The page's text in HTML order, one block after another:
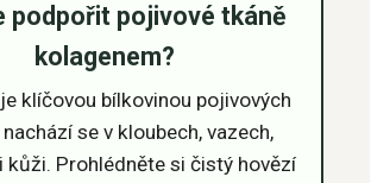
podpořit pojivové tkáně
kolagenem?
je klíčovou bílkovinou pojivových
se v kloubech, vazech,
kůži. Prohlédněte si čistý hovězí